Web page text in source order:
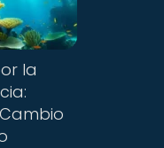
la